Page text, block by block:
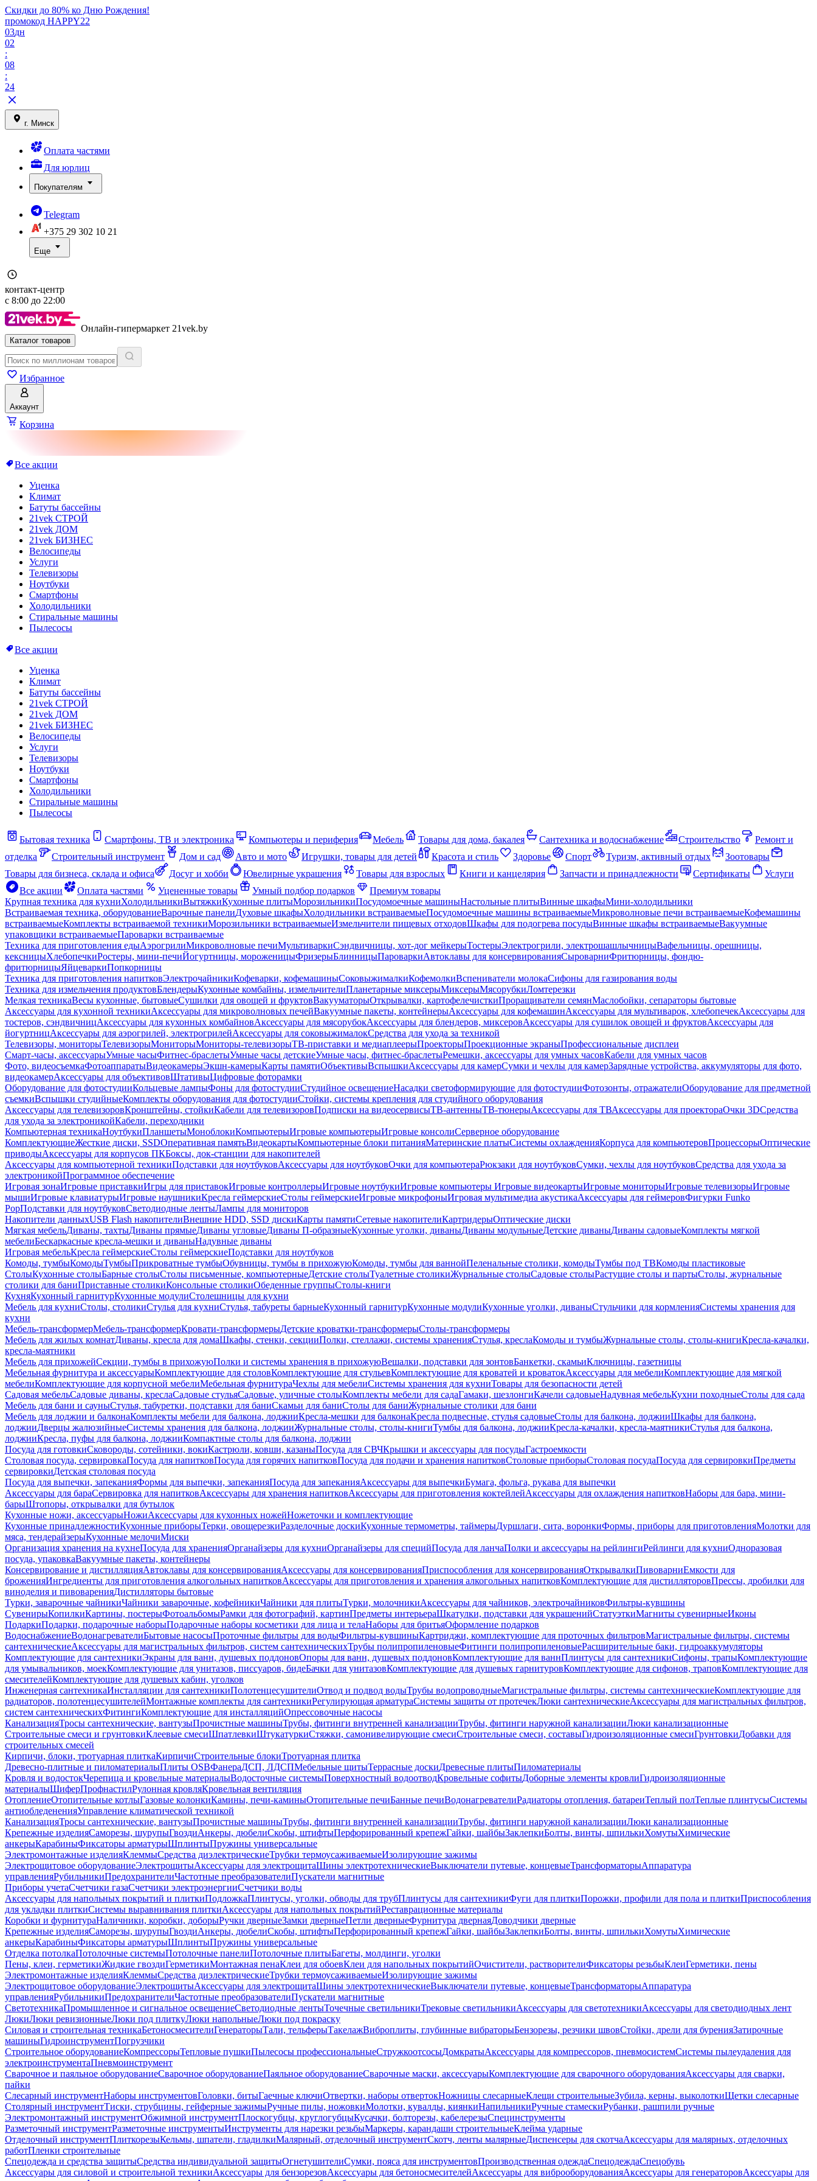
Скидки до 80% ко Дню Рождения!
промокод HAPPY22
03дн
02
:
08
:
24
г. Минск
Оплата частями
Для юрлиц
Покупателям
Telegram
+375 29 302 10 21
Еще
контакт-центр
с 8:00 до 22:00
Онлайн-гипермаркет 21vek.by
Каталог товаров
Избранное
Аккаунт
Корзина
Все акции
Уценка
Климат
Батуты бассейны
21vek СТРОЙ
21vek ДОМ
21vek БИЗНЕС
Велосипеды
Услуги
Телевизоры
Ноутбуки
Смартфоны
Холодильники
Стиральные машины
Пылесосы
Все акции
Уценка
Климат
Батуты бассейны
21vek СТРОЙ
21vek ДОМ
21vek БИЗНЕС
Велосипеды
Услуги
Телевизоры
Ноутбуки
Смартфоны
Холодильники
Стиральные машины
Пылесосы
Бытовая техника Смартфоны, ТВ и электроника Компьютеры и периферия Мебель Товары для дома, бакалея Сантехника и водоснабжение Строительство
Ремонт и
отделка
Строительный инструмент Дом и сад Авто и мото Игрушки, товары для детей Красота и стиль Здоровье Спорт Туризм, активный отдых
Зоотовары
Товары для бизнеса, склада и офиса
Досуг и хобби Ювелирные украшения Товары для взрослых Книги и канцелярия Запчасти и принадлежности Сертификаты
Услуги
Все акции
Оплата частями Уцененные товары Умный подбор подарков
Премиум товары
Крупная техника для кухниХолодильникиВытяжкиКухонные плитыМорозильникиПосудомоечные машиныНастольные плитыВинные шкафыМини-холодильники
Встраиваемая техника, оборудованиеВарочные панелиДуховые шкафыХолодильники встраиваемыеПосудомоечные машины встраиваемыеМикроволновые печи встраиваемыеКофемашины
встраиваемыеКомплекты встраиваемой техникиМорозильники встраиваемыеИзмельчители пищевых отходовШкафы для подогрева посудыВинные шкафы встраиваемыеВакуумные
упаковщики встраиваемыеПароварки встраиваемые
Техника для приготовления едыАэрогрилиМикроволновые печиМультиваркиСэндвичницы, хот-дог мейкерыТостерыЭлектрогрили, электрошашлычницыВафельницы, орешницы,
кексницыХлебопечкиРостеры, мини-печиЙогуртницы, мороженицыФризерыБлинницыПароваркиАвтоклавы для консервированияСыроварниФритюрницы, фондю-
фритюрницыЯйцеваркиПопкорницы
Техника для приготовления напитковЭлектрочайникиКофеварки, кофемашиныСоковыжималкиКофемолкиВспениватели молокаСифоны для газирования воды
Техника для измельчения продуктовБлендерыКухонные комбайны, измельчителиПланетарные миксерыМиксерыМясорубкиЛомтерезки
Мелкая техникаВесы кухонные, бытовыеСушилки для овощей и фруктовВакууматорыОткрывалки, картофелечисткиПроращиватели семянМаслобойки, сепараторы бытовые
Аксессуары для кухонной техникиАксессуары для микроволновых печейВакуумные пакеты, контейнерыАксессуары для кофемашинАксессуары для мультиварок, хлебопечекАксессуары для
тостеров, сэндвичницАксессуары для кухонных комбайновАксессуары для мясорубокАксессуары для блендеров, миксеровАксессуары для сушилок овощей и фруктовАксессуары для
йогуртницАксессуары для аэрогрилей, электрогрилейАксессуары для соковыжималокСредства для ухода за техникой
Телевизоры, мониторыТелевизорыМониторыМониторы-телевизорыТВ-приставки и медиаплеерыПроекторыПроекционные экраныПрофессиональные дисплеи
Смарт-часы, аксессуарыУмные часыФитнес-браслетыУмные часы детскиеУмные часы, фитнес-браслетыРемешки, аксессуары для умных часовКабели для умных часов
Фото, видеосъемкаФотоаппаратыВидеокамерыЭкшн-камерыКарты памятиОбъективыВспышкиАксессуары для камерСумки и чехлы для камерЗарядные устройства, аккумуляторы для фото,
видеокамерАксессуары для объективовШтативыЦифровые фоторамки
Оборудование для фотостудииКольцевые лампыФоны для фотостудииСтудийное освещениеНасадки светоформирующие для фотостудииФотозонты, отражателиОборудование для предметной
съемкиВспышки студийныеКомплекты оборудования для фотостудииСтойки, системы крепления для студийного оборудования
Аксессуары для телевизоровКронштейны, стойкиКабели для телевизоровПодписки на видеосервисыТВ-антенныТВ-тюнерыАксессуары для ТВАксессуары для проектораОчки 3DСредства
для ухода за электроникойКабели, переходники
Компьютерная техникаНоутбукиПланшетыМоноблокиКомпьютерыИгровые компьютерыИгровые консолиСерверное оборудование
КомплектующиеЖесткие диски, SSDОперативная памятьВидеокартыКомпьютерные блоки питанияМатеринские платыСистемы охлажденияКорпуса для компьютеровПроцессорыОптические
приводыАксессуары для корпусов ПКБоксы, док-станции для накопителей
Аксессуары для компьютерной техникиПодставки для ноутбуковАксессуары для ноутбуковОчки для компьютераРюкзаки для ноутбуковСумки, чехлы для ноутбуковСредства для ухода за
электроникойПрограммное обеспечение
Игровая зонаИгровые приставкиИгры для приставокИгровые контроллерыИгровые ноутбукиИгровые компьютеры Игровые видеокартыИгровые мониторыИгровые телевизорыИгровые
мышиИгровые клавиатурыИгровые наушникиКресла геймерскиеСтолы геймерскиеИгровые микрофоныИгровая мультимедиа акустикаАксессуары для геймеровФигурки Funko
PopПодставки для ноутбуковСветодиодные лентыЛампы для мониторов
Накопители данныхUSB Flash накопителиВнешние HDD, SSD дискиКарты памятиСетевые накопителиКартридерыОптические диски
Мягкая мебельДиваны, тахтыДиваны прямыеДиваны угловыеДиваны П-образныеКухонные уголки, диваныДиваны модульныеДетские диваныДиваны садовыеКомплекты мягкой
мебелиБескаркасные кресла-мешки и диваныНадувные диваны
Игровая мебельКресла геймерскиеСтолы геймерскиеПодставки для ноутбуков
Комоды, тумбыКомодыТумбыПрикроватные тумбыОбувницы, тумбы в прихожуюКомоды, тумбы для ваннойПеленальные столики, комодыТумбы под ТВКомоды пластиковые
СтолыКухонные столыБарные столыСтолы письменные, компьютерныеДетские столыТуалетные столикиЖурнальные столыСадовые столыРастущие столы и партыСтолы, журнальные
столики для баниПриставные столикиКонсольные столикиОбеденные группыСтолы-книги
КухняКухонный гарнитурКухонные модулиСтолешницы для кухни
Мебель для кухниСтолы, столикиСтулья для кухниСтулья, табуреты барныеКухонный гарнитурКухонные модулиКухонные уголки, диваныСтульчики для кормленияСистемы хранения для
кухни
Мебель-трансформерМебель-трансформерКровати-трансформерыДетские кроватки-трансформерыСтолы-трансформеры
Мебель для жилых комнатДиваны, кресла для домаШкафы, стенки, секцииПолки, стеллажи, системы храненияСтулья, креслаКомоды и тумбыЖурнальные столы, столы-книгиКресла-качалки,
кресла-маятники
Мебель для прихожейСекции, тумбы в прихожуюПолки и системы хранения в прихожуюВешалки, подставки для зонтовБанкетки, скамьиКлючницы, газетницы
Мебельная фурнитура и аксессуарыКомплектующие для столовКомплектующие для стульевКомплектующие для кроватей и кроватокАксессуары для мебелиКомплектующие для мягкой
мебелиКомплектующие для корпусной мебелиМебельная фурнитураЧехлы для мебелиСистемы хранения для кухниТовары для безопасности детей
Садовая мебельСадовые диваны, креслаСадовые стульяСадовые, уличные столыКомплекты мебели для садаГамаки, шезлонгиКачели садовыеНадувная мебельКухни походныеСтолы для сада
Мебель для бани и сауныСтулья, табуретки, подставки для баниСкамьи для баниСтолы для баниЖурнальные столики для бани
Мебель для лоджии и балконаКомплекты мебели для балкона, лоджииКресла-мешки для балконаКресла подвесные, стулья садовыеСтолы для балкона, лоджииШкафы для балкона,
лоджииДверцы жалюзийныеСистемы хранения для балкона, лоджииЖурнальные столы, столы-книгиТумбы для балкона, лоджииКресла-качалки, кресла-маятникиСтулья для балкона,
лоджииКресла, пуфы для балкона, лоджииКомпактные столы для балкона, лоджии
Посуда для готовкиСковороды, сотейники, вокиКастрюли, ковши, казаныПосуда для СВЧКрышки и аксессуары для посудыГастроемкости
Столовая посуда, сервировкаПосуда для напитковПосуда для горячих напитковПосуда для подачи и хранения напитковСтоловые приборыСтоловая посудаПосуда для сервировкиПредметы
сервировкиДетская столовая посуда
Посуда для выпечки, запеканияФормы для выпечки, запеканияПосуда для запеканияАксессуары для выпечкиБумага, фольга, рукава для выпечки
Аксессуары для бараСервировка для напитковАксессуары для хранения напитковАксессуары для приготовления коктейлейАксессуары для охлаждения напитковНаборы для бара, мини-
барыШтопоры, открывалки для бутылок
Кухонные ножи, аксессуарыНожиАксессуары для кухонных ножейНожеточки и комплектующие
Кухонные принадлежностиКухонные приборыТерки, овощерезкиРазделочные доскиКухонные термометры, таймерыДуршлаги, сита, воронкиФормы, приборы для приготовленияМолотки для
мяса, тендерайзерыКухонные мелочиМиски
Организация хранения на кухнеПосуда для храненияОрганайзеры для кухниОрганайзеры для специйПосуда для ланчаПолки и аксессуары на рейлингиРейлинги для кухниОдноразовая
посуда, упаковкаВакуумные пакеты, контейнеры
Консервирование и дистилляцияАвтоклавы для консервированияАксессуары для консервированияПриспособления для консервированияОткрывалкиПивоварниЕмкости для
броженияИнгредиенты для приготовления алкогольных напитковАксессуары для приготовления и хранения алкогольных напитковКомплектующие для дистилляторовПрессы, дробилки для
виноделия и пивоваренияДистилляторы бытовые
Турки, заварочные чайникиЧайники заварочные, кофейникиЧайники для плитыТурки, молочникиАксессуары для чайников, электрочайниковФильтры-кувшины
СувенирыКопилкиКартины, постерыФотоальбомыРамки для фотографий, картинПредметы интерьераШкатулки, подставки для украшенийСтатуэткиМагниты сувенирныеИконы
ПодаркиПодарки, подарочные наборыПодарочные наборы косметики для лица и телаНаборы для бритьяОформление подарков
ВодоснабжениеВодонагревателиБытовые насосыПроточные фильтры для водыФильтры-кувшиныКартриджи, комплектующие для проточных фильтровМагистральные фильтры, системы
сантехническиеАксессуары для магистральных фильтров, систем сантехническихТрубы полипропиленовыеФитинги полипропиленовыеРасширительные баки, гидроаккумуляторы
Комплектующие для сантехникиЭкраны для ванн, душевых поддоновОпоры для ванн, душевых поддоновКомплектующие для ваннПлинтусы для сантехникиСифоны, трапыКомплектующие
для умывальников, моекКомплектующие для унитазов, писсуаров, бидеБачки для унитазовКомплектующие для душевых гарнитуровКомплектующие для сифонов, траповКомплектующие для
смесителейКомплектующие для душевых кабин, уголков
Инженерная сантехникаИнсталляции для сантехникиПолотенцесушителиОтвод и подвод водыТрубы водопроводныеМагистральные фильтры, системы сантехническиеКомплектующие для
радиаторов, полотенцесушителейМонтажные комплекты для сантехникиРегулирующая арматураСистемы защиты от протечекЛюки сантехническиеАксессуары для магистральных фильтров,
систем сантехническихФитингиКомплектующие для инсталляцийОпрессовочные насосы
КанализацияТросы сантехнические, вантузыПрочистные машиныТрубы, фитинги внутренней канализацииТрубы, фитинги наружной канализацииЛюки канализационные
Строительные смеси и грунтовкиКлеевые смесиШпатлевкиШтукатуркиСтяжки, самонивелирующие смесиСтроительные смеси, составыГидроизоляционные смесиГрунтовкиДобавки для
строительных смесей
Кирпичи, блоки, тротуарная плиткаКирпичиСтроительные блокиТротуарная плитка
Древесно-плитные и пиломатериалыПлиты OSBФанераДСП, ЛДСПМебельные щитыТеррасные доскиДревесные плитыПиломатериалы
Кровля и водостокЧерепица и кровельные материалыВодосточные системыПоверхностный водоотводКровельные софитыДоборные элементы кровлиГидроизоляционные
материалыШиферПрофнастилРулонная кровляКровельная вентиляция
ОтоплениеОтопительные котлыГазовые колонкиКамины, печи-каминыОтопительные печиБанные печиВодонагревателиРадиаторы отопления, батареиТеплый полТеплые плинтусыСистемы
антиобледененияУправление климатической техникой
КанализацияТросы сантехнические, вантузыПрочистные машиныТрубы, фитинги внутренней канализацииТрубы, фитинги наружной канализацииЛюки канализационные
Крепежные изделияСаморезы, шурупыГвоздиАнкеры, дюбелиСкобы, штифтыПерфорированный крепежГайки, шайбыЗаклепкиБолты, винты, шпилькиХомутыХимические
анкерыКарабиныФиксаторы арматурыШплинтыПружины универсальные
Электромонтажные изделияКлеммыСредства диэлектрическиеТрубки термоусаживаемыеИзолирующие зажимы
Электрощитовое оборудованиеЭлектрощитыАксессуары для электрощитаШины электротехническиеВыключатели путевые, концевыеТрансформаторыАппаратура
управленияРубильникиПредохранителиЧастотные преобразователиПускатели магнитные
Приборы учетаСчетчики газаСчетчики электроэнергииСчетчики воды
Аксессуары для напольных покрытий и плиткиПодложкаПлинтусы, уголки, обводы для трубПлинтусы для сантехникиФуги для плиткиПорожки, профили для пола и плиткиПриспособления
для укладки плиткиСистемы выравнивания плиткиАксессуары для напольных покрытийРеставрационные материалы
Коробки и фурнитураНаличники, коробки, доборыРучки дверныеЗамки дверныеПетли дверныеФурнитура двернаяДоводчики дверные
Крепежные изделияСаморезы, шурупыГвоздиАнкеры, дюбелиСкобы, штифтыПерфорированный крепежГайки, шайбыЗаклепкиБолты, винты, шпилькиХомутыХимические
анкерыКарабиныФиксаторы арматурыШплинтыПружины универсальные
Отделка потолкаПотолочные системыПотолочные панелиПотолочные плитыБагеты, молдинги, уголки
Пены, клеи, герметикиЖидкие гвоздиГерметикиМонтажная пенаКлеи для обоевКлеи для напольных покрытийОчистители, растворителиФиксаторы резьбыКлеиГерметики, пены
Электромонтажные изделияКлеммыСредства диэлектрическиеТрубки термоусаживаемыеИзолирующие зажимы
Электрощитовое оборудованиеЭлектрощитыАксессуары для электрощитаШины электротехническиеВыключатели путевые, концевыеТрансформаторыАппаратура
управленияРубильникиПредохранителиЧастотные преобразователиПускатели магнитные
СветотехникаПромышленное и сигнальное освещениеСветодиодные лентыТочечные светильникиТрековые светильникиАксессуары для светотехникиАксессуары для светодиодных лент
ЛюкиЛюки ревизионныеЛюки под плиткуЛюки напольныеЛюки под покраску
Силовая и строительная техникаБетоносмесителиГенераторыТали, тельферыТакелажВиброплиты, глубинные вибраторыБензорезы, резчики швовСтойки, дрели для буренияЗатирочные
машиныГидроинструментПогрузчики
Строительное оборудованиеКомпрессорыТепловые пушкиПылесосы профессиональныеСтружкоотсосыДомкратыАксессуары для компрессоров, пневмосистемСистемы пылеудаления для
электроинструментаПневмоинструмент
Сварочное и паяльное оборудованиеСварочное оборудованиеПаяльное оборудованиеСварочные маски, аксессуарыКомплектующие для сварочного оборудованияАксессуары для сварки,
пайки
Слесарный инструментНаборы инструментовГоловки, битыГаечные ключиОтвертки, наборы отвертокНожницы слесарныеКлещи строительныеЗубила, керны, выколоткиЩетки слесарные
Столярный инструментТиски, струбцины, гейферные зажимыРучные пилы, ножовкиМолотки, кувалды, киянкиНапильникиРучные стамескиРубанки, рашпили ручные
Электромонтажный инструментОбжимной инструментПлоскогубцы, круглогубцыКусачки, болторезы, кабелерезыСпецинструменты
Разметочный инструментРазметочные инструментыИнструменты для нарезки резьбыМаркеры, карандаши строительныеКлейма ударные
Отделочный инструментПлиткорезыКельмы, шпатели, гладилкиМалярный, отделочный инструментСкотч, ленты малярныеДиспенсеры для скотчаАксессуары для малярных, отделочных
работПленки строительные
Спецодежда и средства защитыСредства индивидуальной защитыОгнетушителиСумки, пояса для инструментовПроизводственная одеждаСпецодеждаСпецобувь
Аксессуары для силовой и строительной техникиАксессуары для бензорезовАксессуары для бетоносмесителейАксессуары для виброоборудованияАксессуары для генераторовАксессуары для